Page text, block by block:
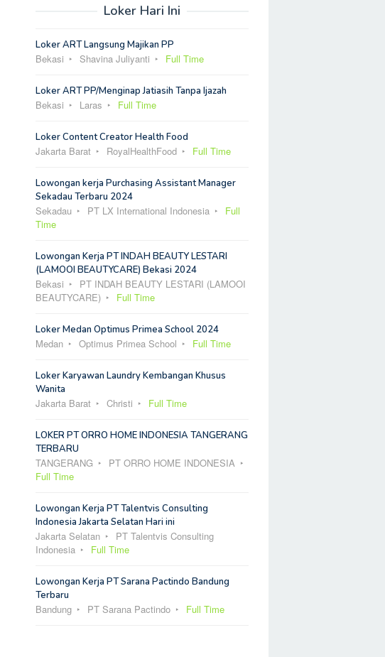
Loker Hari Ini
Loker ART Langsung Majikan PP
Bekasi Shavina Juliyanti Full Time
Loker ART PP/Menginap Jatiasih Tanpa Ijazah
Bekasi Laras Full Time
Loker Content Creator Health Food
Jakarta Barat RoyalHealthFood Full Time
Lowongan kerja Purchasing Assistant Manager
Sekadau Terbaru 2024
Sekadau PT LX International Indonesia
Full
Time
Lowongan Kerja PT INDAH BEAUTY LESTARI
(LAMOOI BEAUTYCARE) Bekasi 2024
Bekasi
PT INDAH BEAUTY LESTARI (LAMOOI
BEAUTYCARE)
Full Time
Loker Medan Optimus Primea School 2024
Medan Optimus Primea School Full Time
Loker Karyawan Laundry Kembangan Khusus
Wanita
Jakarta Barat Christi Full Time
LOKER PT ORRO HOME INDONESIA TANGERANG
TERBARU
TANGERANG
PT ORRO HOME INDONESIA
Full Time
Lowongan Kerja PT Talentvis Consulting
Indonesia Jakarta Selatan Hari ini
Jakarta Selatan
PT Talentvis Consulting
Indonesia
Full Time
Lowongan Kerja PT Sarana Pactindo Bandung
Terbaru
Bandung PT Sarana Pactindo Full Time